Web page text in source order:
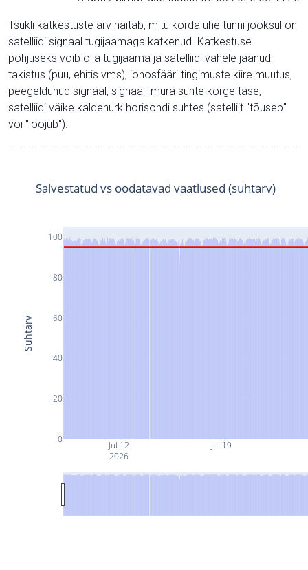
Tsükli katkestuste arv näitab, mitu korda ühe tunni jooksul on
satelliidi signaal tugijaamaga katkenud. Katkestuse
põhjuseks võib olla tugijaama ja satelliidi vahele jäänud
takistus (puu, ehitis vms), ionosfääri tingimuste kiire muutus,
peegeldunud signaal, signaali-müra suhte kõrge tase,
satelliidi väike kaldenurk horisondi suhtes (satelliit "tõuseb"
või "loojub").
Jul 12
2026
Jul 19
0
20
40
60
80
100
Salvestatud vs oodatavad vaatlused (suhtarv)
Suhtarv